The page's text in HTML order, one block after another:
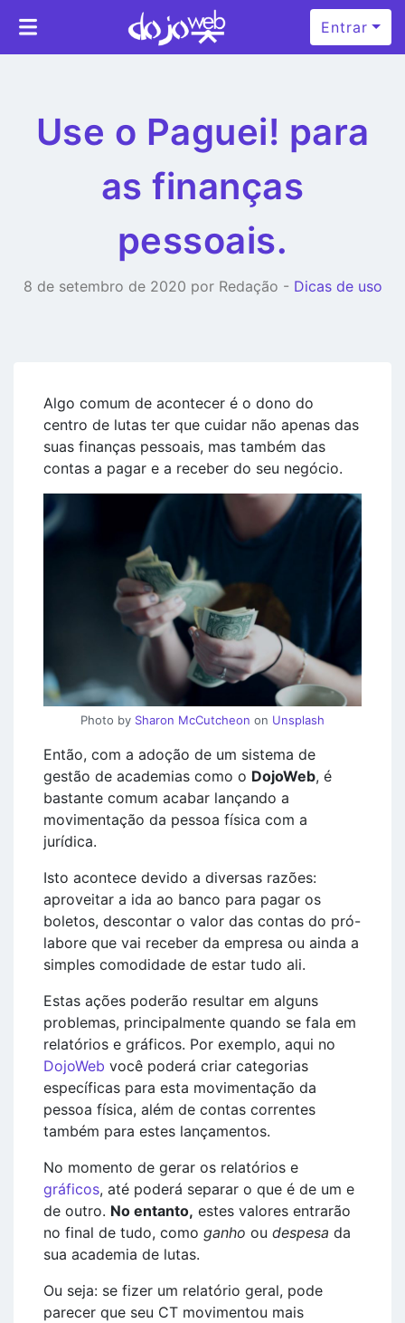
Entrar
Use o Paguei! para
as finanças
pessoais.
8 de setembro de 2020 por Redação - Dicas de uso
Algo comum de acontecer é o dono do
centro de lutas ter que cuidar não apenas das
suas finanças pessoais, mas também das
contas a pagar e a receber do seu negócio.
Photo by Sharon McCutcheon on Unsplash
Então, com a adoção de um sistema de
gestão de academias como o DojoWeb, é
bastante comum acabar lançando a
movimentação da pessoa física com a
jurídica.
Isto acontece devido a diversas razões:
aproveitar a ida ao banco para pagar os
boletos, descontar o valor das contas do pró-
labore que vai receber da empresa ou ainda a
simples comodidade de estar tudo ali.
Estas ações poderão resultar em alguns
problemas, principalmente quando se fala em
relatórios e gráficos. Por exemplo, aqui no
DojoWeb você poderá criar categorias
específicas para esta movimentação da
pessoa física, além de contas correntes
também para estes lançamentos.
No momento de gerar os relatórios e
gráficos, até poderá separar o que é de um e
de outro. No entanto, estes valores entrarão
no final de tudo, como ganho ou despesa da
sua academia de lutas.
Ou seja: se fizer um relatório geral, pode
parecer que seu CT movimentou mais